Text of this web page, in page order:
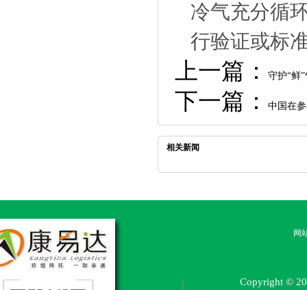
冷气充分循
行验证或标
上一篇： 守护“鲜
下一篇： 中国在
相关新闻
网
Copyright ©